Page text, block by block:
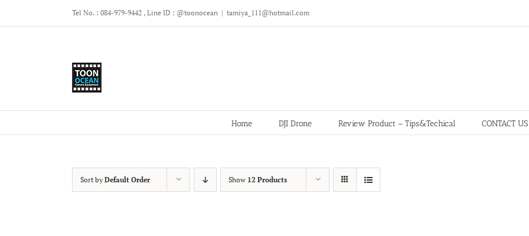
Tel No. : 084-979-9442 , Line ID : @toonocean | tamiya_111@hotmail.com
Home DJI Drone Review Product – Tips&Techical CONTACT US
Sort by Default Order Show 12 Products